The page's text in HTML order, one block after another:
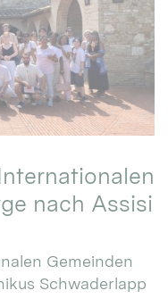
nach Assisi
Gemeinden
Schwaderlapp